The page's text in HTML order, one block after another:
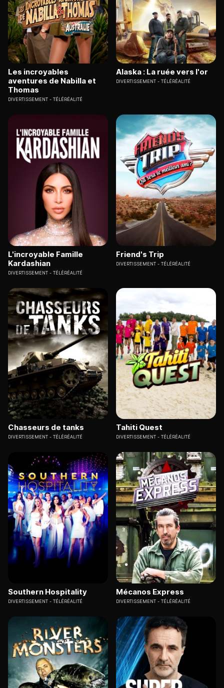
Les incroyables
aventures de Nabilla et
Thomas
DIVERTISSEMENT TÉLÉRÉALITÉ
Alaska : La ruée vers l'or
DIVERTISSEMENT TÉLÉRÉALITÉ
L'incroyable Famille
Kardashian
DIVERTISSEMENT TÉLÉRÉALITÉ
Friend's Trip
DIVERTISSEMENT TÉLÉRÉALITÉ
Chasseurs de tanks
DIVERTISSEMENT TÉLÉRÉALITÉ
Tahiti Quest
DIVERTISSEMENT TÉLÉRÉALITÉ
Southern Hospitality
DIVERTISSEMENT TÉLÉRÉALITÉ
Mécanos Express
DIVERTISSEMENT TÉLÉRÉALITÉ